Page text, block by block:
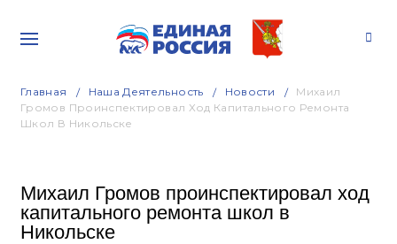
Главная Наша Деятельность Новости
Михаил
Громов Проинспектировал Ход Капитального Ремонта
Школ В Никольске
Михаил Громов проинспектировал ход
капитального ремонта школ в
Никольске